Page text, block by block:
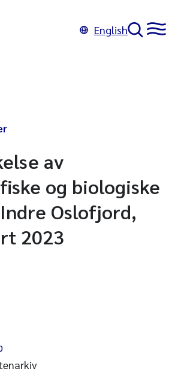
English
av
og biologiske
Oslofjord,
2023